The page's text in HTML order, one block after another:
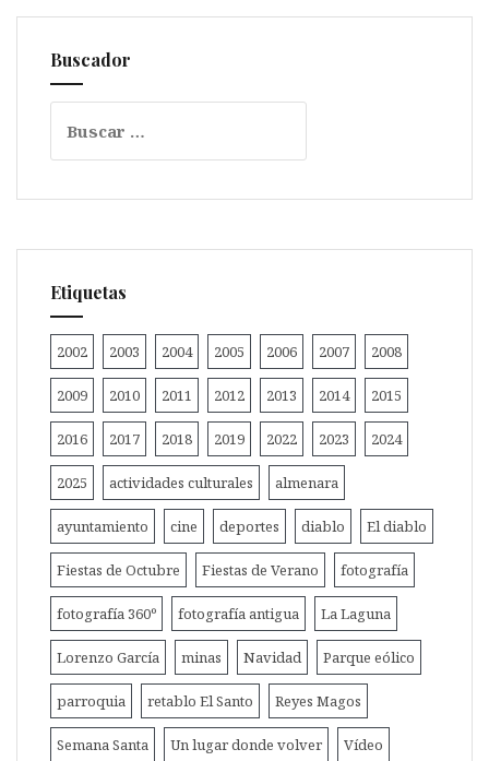
Buscador
Etiquetas
2002 2003 2004 2005 2006 2007 2008
2009 2010 2011 2012 2013 2014 2015
2016 2017 2018 2019 2022 2023 2024
2025 actividades culturales almenara
ayuntamiento cine deportes diablo El diablo
Fiestas de Octubre Fiestas de Verano fotografía
fotografía 360º fotografía antigua La Laguna
Lorenzo García minas Navidad Parque eólico
parroquia retablo El Santo Reyes Magos
Semana Santa Un lugar donde volver Vídeo